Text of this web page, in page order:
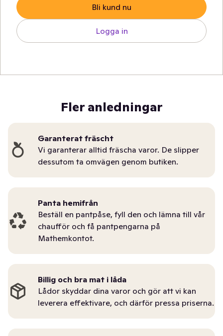
Bli kund nu
Logga in
Fler anledningar
Garanterat fräscht
Vi garanterar alltid fräscha varor. De slipper
dessutom ta omvägen genom butiken.
Panta hemifrån
Beställ en pantpåse, fyll den och lämna till vår
chaufför och få pantpengarna på
Mathemkontot.
Billig och bra mat i låda
Lådor skyddar dina varor och gör att vi kan
leverera effektivare, och därför pressa priserna.